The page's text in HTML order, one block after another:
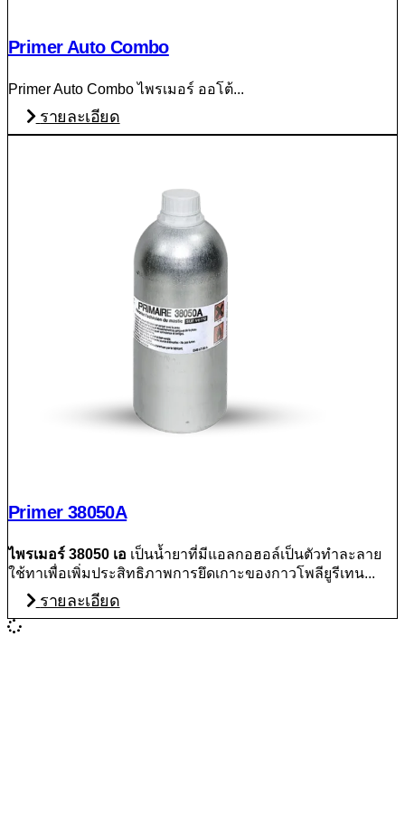
Primer Auto Combo
Primer Auto Combo ไพรเมอร์ ออโต้...
รายละเอียด
Primer 38050A
ไพรเมอร์ 38050 เอ เป็นน้ำยาที่มีแอลกอฮอล์เป็นตัวทำละลาย
ใช้ทาเพื่อเพิ่มประสิทธิภาพการยึดเกาะของกาวโพลียูรีเทน...
รายละเอียด